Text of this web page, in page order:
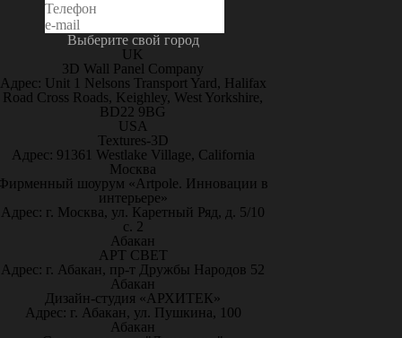
Выберите свой город
UK
3D Wall Panel Company
Адрес: Unit 1 Nelsons Transport Yard, Halifax
Road Cross Roads, Keighley, West Yorkshire,
BD22 9BG
USA
Textures-3D
Адрес: 91361 Westlake Village, California
Москва
шоурум «Artpole. Инновации в
интерьере»
Адрес: г. Москва, ул. Каретный Ряд, д. 5/10
с. 2
Абакан
АРТ СВЕТ
Адрес: г. Абакан, пр-т Дружбы Народов 52
Абакан
Дизайн-студия «АРХИТЕК»
Адрес: г. Абакан, ул. Пушкина, 100
Абакан